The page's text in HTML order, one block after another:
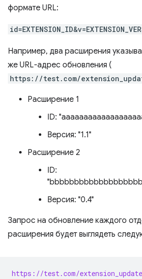
формате URL:
Например, два расширения
же URL-адрес обновления (
https://test.com/
Расширение 1
ID:
Версия: "1.1"
Расширение 2
ID:
Версия: "0.4"
Запрос на обновление каждого
расширения будет выглядеть
https://test.com/